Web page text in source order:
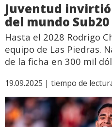
Juventud invirtió
del mundo Sub20
Hasta el 2028 Rodrigo
equipo de Las Piedras.
de la ficha en 300 mil
19.09.2025 | tiempo de